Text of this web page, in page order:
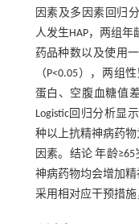
因素及多因素回归
人发生HAP，两组
药品种数以及使用
（P<0.05），两组
蛋白、空腹血糖值
Logistic回归分析显
种以上抗精神病药
因素。结论 年龄
神病药物均会增加精
采用相对应干预措施